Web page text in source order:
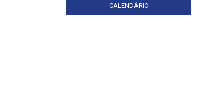
CALENDÁRIO